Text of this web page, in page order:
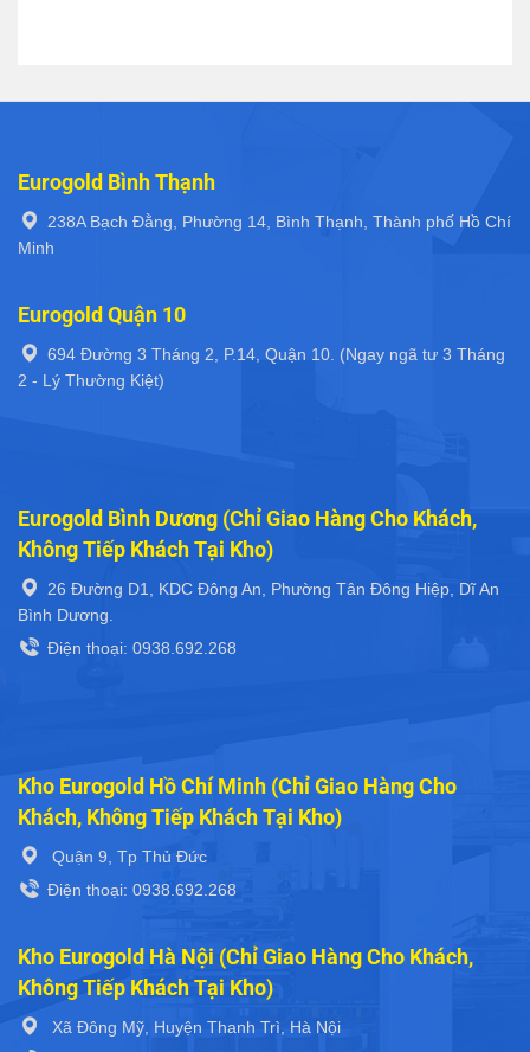
Eurogold Bình Thạnh
238A Bạch Đằng, Phường 14, Bình Thạnh, Thành phố Hồ Chí
Minh
Eurogold Quận 10
694 Đường 3 Tháng 2, P.14, Quận 10. (Ngay ngã tư 3 Tháng
2 - Lý Thường Kiệt)
Eurogold Bình Dương (Chỉ Giao Hàng Cho Khách,
Không Tiếp Khách Tại Kho)
26 Đường D1, KDC Đông An, Phường Tân Đông Hiệp, Dĩ An
Bình Dương.
Điện thoại: 0938.692.268
Kho Eurogold Hồ Chí Minh (Chỉ Giao Hàng Cho
Khách, Không Tiếp Khách Tại Kho)
Quận 9, Tp Thủ Đức
Điện thoại: 0938.692.268
Kho Eurogold Hà Nội (Chỉ Giao Hàng Cho Khách,
Không Tiếp Khách Tại Kho)
Xã Đông Mỹ, Huyện Thanh Trì, Hà Nội